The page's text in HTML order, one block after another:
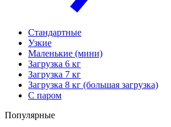
Стандартные
Узкие
Маленькие (мини)
Загрузка 6 кг
Загрузка 7 кг
Загрузка 8 кг (большая загрузка)
С паром
Популярные